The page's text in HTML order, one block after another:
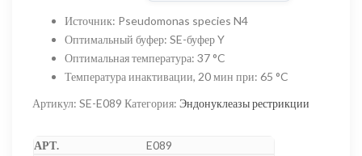
21
000,00 ₽
Источник: Pseudomonas species N4
Оптимальный буфер: SE-буфер Y
Оптимальная температура: 37 °C
Температура инактивации, 20 мин при: 65 °C
Артикул: SE-E089 Категория: Эндонуклеазы рестрикции
E089